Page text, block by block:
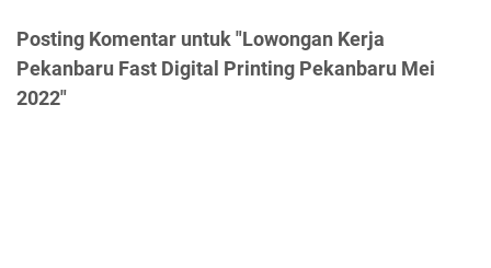
Posting Komentar untuk "Lowongan Kerja
Pekanbaru Fast Digital Printing Pekanbaru Mei
2022"